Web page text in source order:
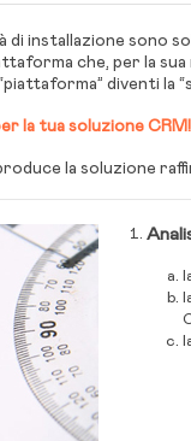
di installazione
che, per la
diventi la
la tua soluzione CRM!
la soluzione